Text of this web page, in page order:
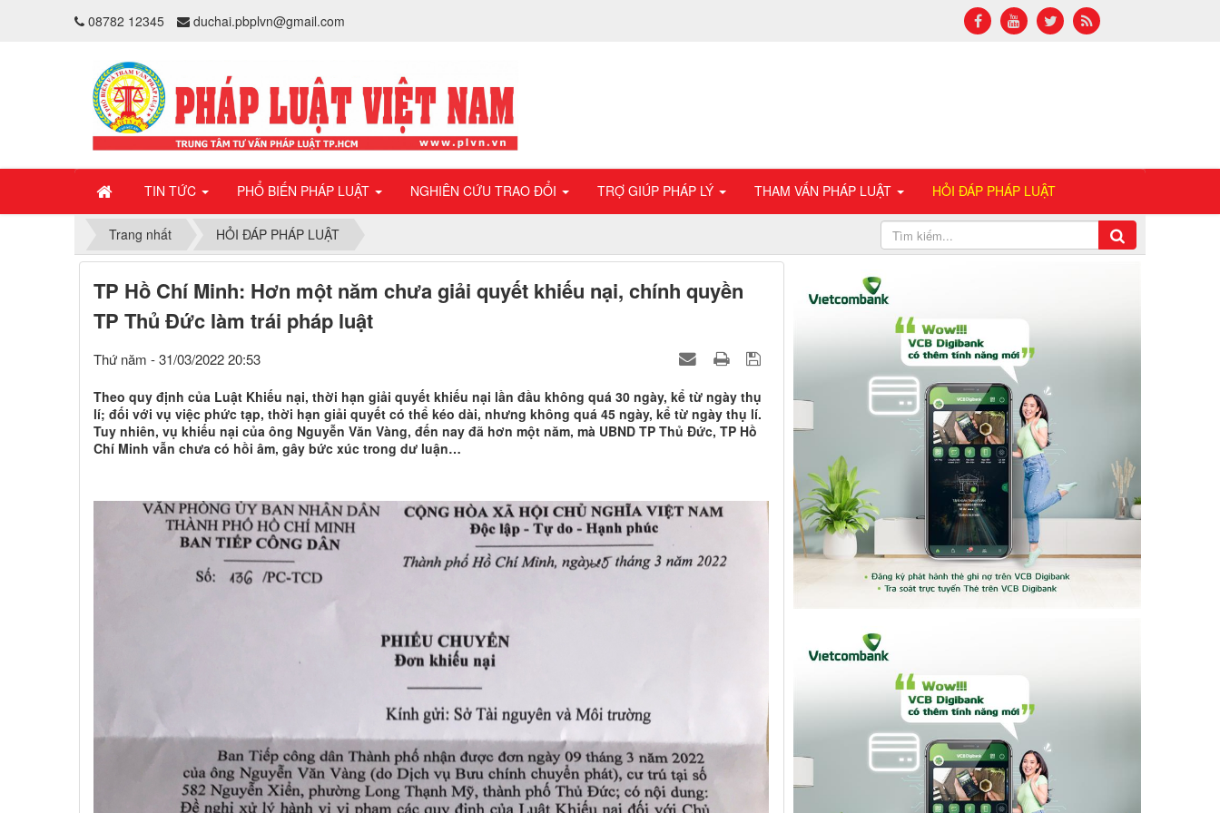
08782 12345 duchai.pbplvn@gmail.com
TIN TỨC PHỔ BIẾN PHÁP LUẬT NGHIÊN CỨU TRAO ĐỔI TRỢ GIÚP PHÁP LÝ THAM VẤN PHÁP LUẬT HỎI ĐÁP PHÁP LUẬT
Trang nhất HỎI ĐÁP PHÁP LUẬT
TP Hồ Chí Minh: Hơn một năm chưa giải quyết khiếu nại, chính quyền
TP Thủ Đức làm trái pháp luật
Thứ năm - 31/03/2022 20:53
Theo quy định của Luật Khiếu nại, thời hạn giải quyết khiếu nại lần đầu không quá 30 ngày, kể từ ngày thụ
lí; đối với vụ việc phức tạp, thời hạn giải quyết có thể kéo dài, nhưng không quá 45 ngày, kể từ ngày thụ lí.
Tuy nhiên, vụ khiếu nại của ông Nguyễn Văn Vàng, đến nay đã hơn một năm, mà UBND TP Thủ Đức, TP Hồ
Chí Minh vẫn chưa có hồi âm, gây bức xúc trong dư luận…